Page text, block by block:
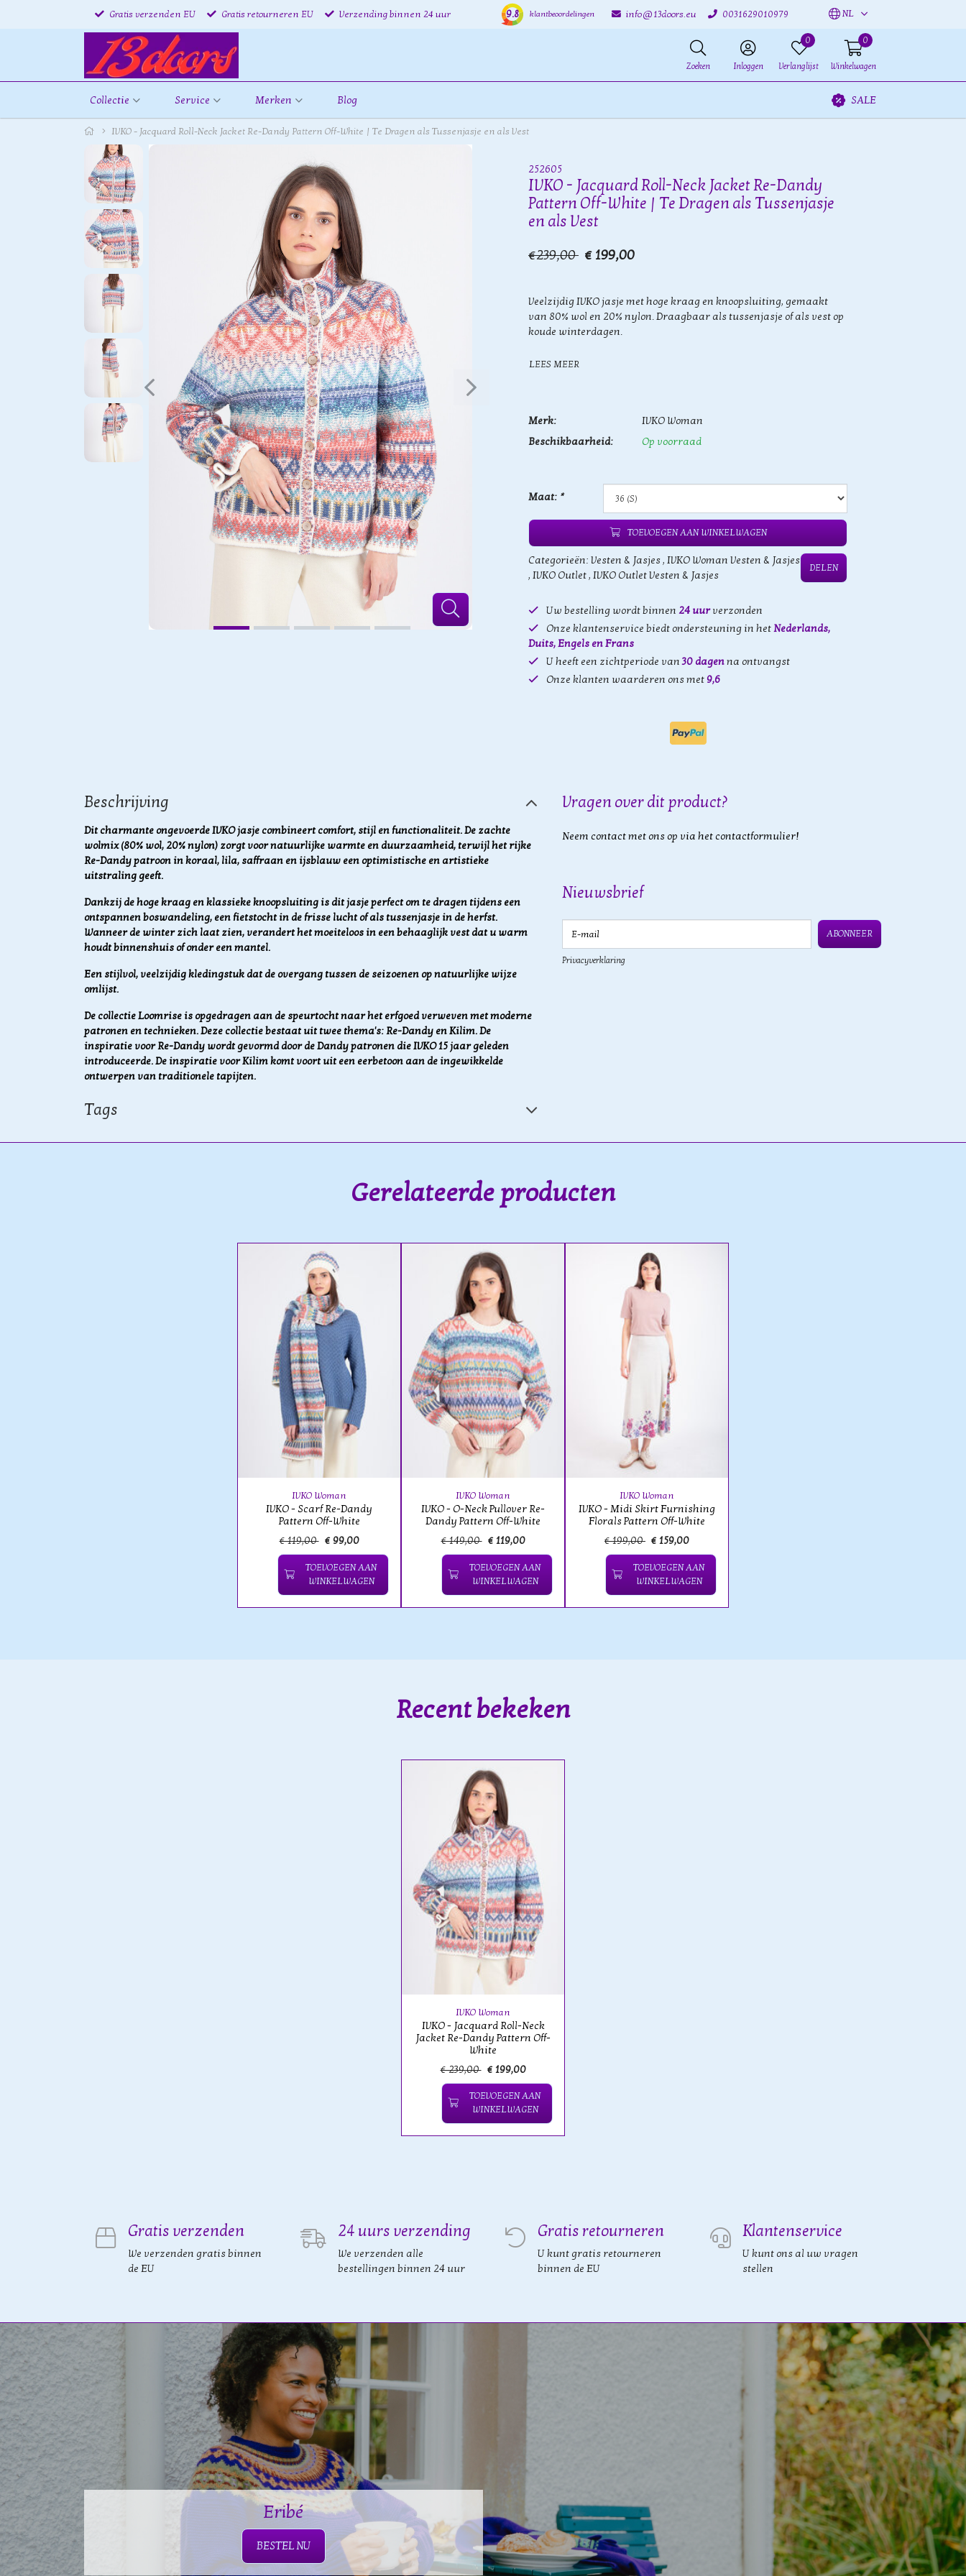
Gratis verzenden EU Gratis retourneren EU Verzending binnen 24 uur 9.8 klantbeoordelingen info@13doors.eu 0031629010979 NL
Zoeken Inloggen
0
Verlanglijst
0
Winkelwagen
Collectie Service Merken Blog SALE
IVKO - Jacquard Roll-Neck Jacket Re-Dandy Pattern Off-White | Te Dragen als Tussenjasje en als Vest
252605
IVKO - Jacquard Roll-Neck Jacket Re-Dandy
Pattern Off-White | Te Dragen als Tussenjasje
en als Vest
€239,00 € 199,00
Veelzijdig IVKO jasje met hoge kraag en knoopsluiting, gemaakt
van 80% wol en 20% nylon. Draagbaar als tussenjasje of als vest op
koude winterdagen.
LEES MEER
Merk:
IVKO Woman
Beschikbaarheid:
Op voorraad
Maat: *
TOEVOEGEN AAN WINKELWAGEN
Categorieën: Vesten & Jasjes, IVKO Woman Vesten & Jasjes
, IVKO Outlet, IVKO Outlet Vesten & Jasjes
DELEN
Uw bestelling wordt binnen 24 uurverzonden
Onze klantenservice biedt ondersteuning in hetNederlands,
Duits, Engels en Frans
U heeft een zichtperiode van30 dagenna ontvangst
Onze klanten waarderen ons met 9,6
Beschrijving
Dit charmante ongevoerde IVKO jasje combineert comfort, stijl en functionaliteit. De zachte
wolmix (80% wol, 20% nylon) zorgt voor natuurlijke warmte en duurzaamheid, terwijl het rijke
Re-Dandy patroon in koraal, lila, saffraan en ijsblauw een optimistische en artistieke
uitstraling geeft.
Dankzij de hoge kraag en klassieke knoopsluiting is dit jasje perfect om te dragen tijdens een
ontspannen boswandeling, een fietstocht in de frisse lucht of als tussenjasje in de herfst.
Wanneer de winter zich laat zien, verandert het moeiteloos in een behaaglijk vest dat u warm
houdt binnenshuis of onder een mantel.
Een stijlvol, veelzijdig kledingstuk dat de overgang tussen de seizoenen op natuurlijke wijze
omlijst.
De collectie Loomrise is opgedragen aan de speurtocht naar het erfgoed verweven met moderne
patronen en technieken. Deze collectie bestaat uit twee thema's: Re-Dandy en Kilim. De
inspiratie voor Re-Dandy wordt gevormd door de Dandy patronen die IVKO 15 jaar geleden
introduceerde. De inspiratie voor Kilim komt voort uit een eerbetoon aan de ingewikkelde
ontwerpen van traditionele tapijten.
Tags
Vragen over dit product?
Neem contact met ons op via het contactformulier!
Nieuwsbrief
E-mail
ABONNEER
Privacyverklaring
Gerelateerde producten
IVKO Woman
IVKO - Scarf Re-Dandy
Pattern Off-White
€ 119,00 € 99,00
TOEVOEGEN AAN
WINKELWAGEN
IVKO Woman
IVKO - O-Neck Pullover Re-
Dandy Pattern Off-White
€ 149,00 € 119,00
TOEVOEGEN AAN
WINKELWAGEN
IVKO Woman
IVKO - Midi Skirt Furnishing
Florals Pattern Off-White
€ 199,00 € 159,00
TOEVOEGEN AAN
WINKELWAGEN
Recent bekeken
IVKO Woman
IVKO - Jacquard Roll-Neck
Jacket Re-Dandy Pattern Off-
White
€ 239,00 € 199,00
TOEVOEGEN AAN
WINKELWAGEN
Gratis verzenden
We verzenden gratis binnen
de EU
24 uurs verzending
We verzenden alle
bestellingen binnen 24 uur
Gratis retourneren
U kunt gratis retourneren
binnen de EU
Klantenservice
U kunt ons al uw vragen
stellen
Eribé
BESTEL NU